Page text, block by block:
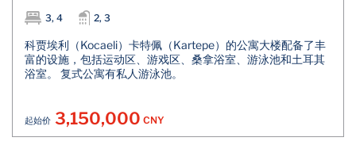
3, 4 2, 3
科贾埃利（Kocaeli）卡特佩（Kartepe）的公寓大楼配备了丰
富的设施，包括运动区、游戏区、桑拿浴室、游泳池和土耳其
浴室。 复式公寓有私人游泳池。
起始价 3,150,000 CNY